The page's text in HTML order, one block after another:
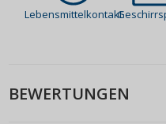
Lebensmittelkontakt
BEWERTUNGEN